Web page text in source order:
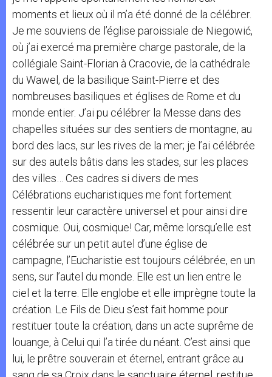
moments et lieux où il m’a été donné de la célébrer.
Je me souviens de l’église paroissiale de Niegowić,
où j’ai exercé ma première charge pastorale, de la
collégiale Saint-Florian à Cracovie, de la cathédrale
du Wawel, de la basilique Saint-Pierre et des
nombreuses basiliques et églises de Rome et du
monde entier. J’ai pu célébrer la Messe dans des
chapelles situées sur des sentiers de montagne, au
bord des lacs, sur les rives de la mer; je l’ai célébrée
sur des autels bâtis dans les stades, sur les places
des villes… Ces cadres si divers de mes
Célébrations eucharistiques me font fortement
ressentir leur caractère universel et pour ainsi dire
cosmique. Oui, cosmique! Car, même lorsqu’elle est
célébrée sur un petit autel d’une église de
campagne, l’Eucharistie est toujours célébrée, en un
sens, sur l’autel du monde. Elle est un lien entre le
ciel et la terre. Elle englobe et elle imprègne toute la
création. Le Fils de Dieu s’est fait homme pour
restituer toute la création, dans un acte suprême de
louange, à Celui qui l’a tirée du néant. C’est ainsi que
lui, le prêtre souverain et éternel, entrant grâce au